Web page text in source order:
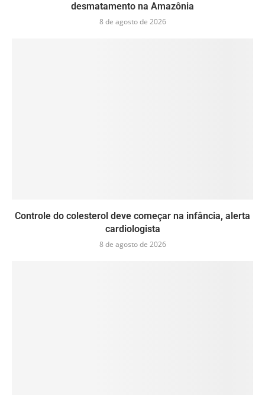
desmatamento na Amazônia
8 de agosto de 2026
Controle do colesterol deve começar na infância, alerta
cardiologista
8 de agosto de 2026